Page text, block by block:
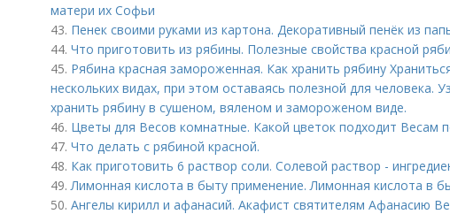
матери их Софьи
43. Пенек своими руками из картона. Декоративный пенёк из
44. Что приготовить из рябины. Полезные свойства красной
45. Рябина красная замороженная. Как хранить рябину
нескольких видах, при этом оставаясь полезной для человека.
хранить рябину в сушеном, вяленом и замороженом виде.
46. Цветы для Весов комнатные. Какой цветок подходит Весам
47. Что делать с рябиной красной.
48. Как приготовить 6 раствор соли. Солевой раствор -
49.Лимонная кислота в быту применение. Лимонная кислота в
50. Ангелы кирилл и афанасий. Акафист святителям Афанасию